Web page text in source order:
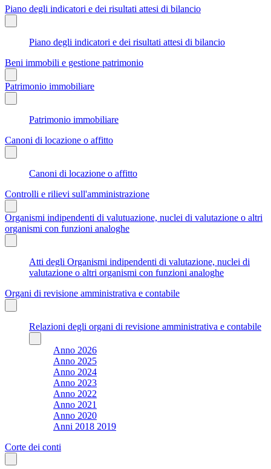
Piano degli indicatori e dei risultati attesi di bilancio
Piano degli indicatori e dei risultati attesi di bilancio
Beni immobili e gestione patrimonio
Patrimonio immobiliare
Patrimonio immobiliare
Canoni di locazione o affitto
Canoni di locazione o affitto
Controlli e rilievi sull'amministrazione
Organismi indipendenti di valutuazione, nuclei di valutazione o altri
organismi con funzioni analoghe
Atti degli Organismi indipendenti di valutazione, nuclei di
valutazione o altri organismi con funzioni analoghe
Organi di revisione amministrativa e contabile
Relazioni degli organi di revisione amministrativa e contabile
Anno 2026
Anno 2025
Anno 2024
Anno 2023
Anno 2022
Anno 2021
Anno 2020
Anni 2018 2019
Corte dei conti